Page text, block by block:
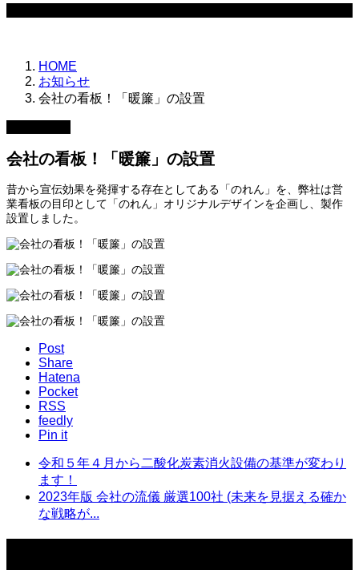
HOME
お知らせ
会社の看板！「暖簾」の設置
会社の看板！「暖簾」の設置
昔から宣伝効果を発揮する存在としてある「のれん」を、弊社は営
業看板の目印として「のれん」オリジナルデザインを企画し、製作
設置しました。
Post
Share
Hatena
Pocket
RSS
feedly
Pin it
令和５年４月から二酸化炭素消火設備の基準が変わり
ます！
2023年版 会社の流儀 厳選100社 (未来を見据える確か
な戦略が...